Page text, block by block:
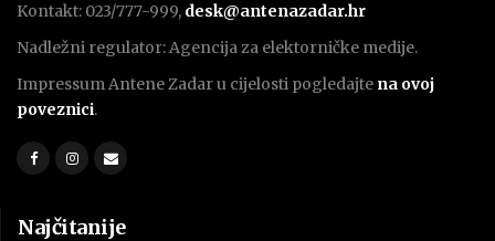
Kontakt: 023/777-999, desk@antenazadar.hr
Nadležni regulator: Agencija za elektorničke medije.
Impressum Antene Zadar u cijelosti pogledajte na ovoj
poveznici.
Najčitanije